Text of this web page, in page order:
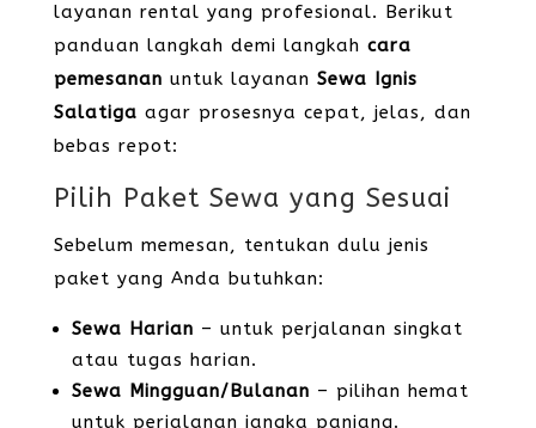
layanan rental yang profesional. Berikut
panduan langkah demi langkah cara
pemesanan untuk layanan Sewa Ignis
Salatiga agar prosesnya cepat, jelas, dan
bebas repot:
Pilih Paket Sewa yang Sesuai
Sebelum memesan, tentukan dulu jenis
paket yang Anda butuhkan:
Sewa Harian – untuk perjalanan singkat
atau tugas harian.
Sewa Mingguan/Bulanan – pilihan hemat
untuk perjalanan jangka panjang.